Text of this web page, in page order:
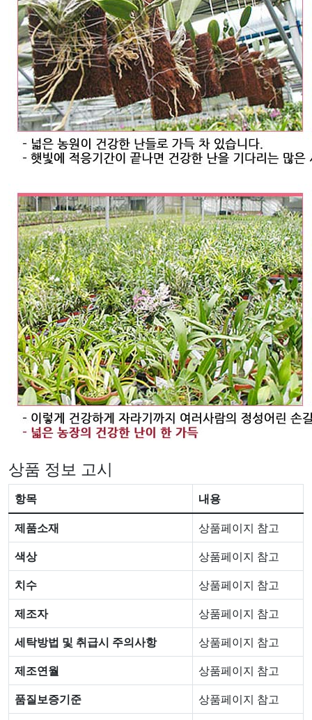
상품 정보 고시
항목
내용
제품소재
상품페이지 참고
색상
상품페이지 참고
치수
상품페이지 참고
제조자
상품페이지 참고
세탁방법 및 취급시 주의사항
상품페이지 참고
제조연월
상품페이지 참고
품질보증기준
상품페이지 참고